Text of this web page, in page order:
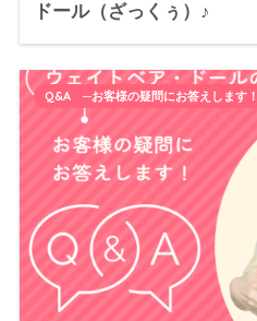
ドール（ざっくぅ）♪
Q&A ─お客様の疑問にお答えします